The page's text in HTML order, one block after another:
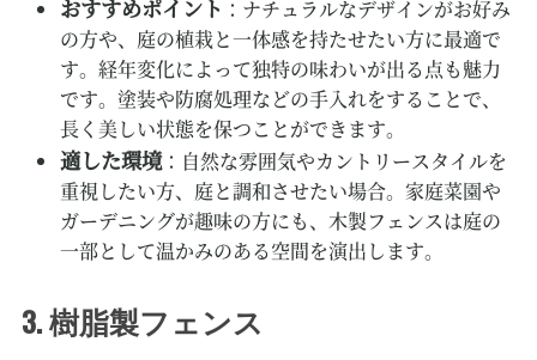
おすすめポイント ：ナチュラルなデザインがお好み
の方や、庭の植栽と一体感を持たせたい方に最適で
す。経年変化によって独特の味わいが出る点も魅力
です。塗装や防腐処理などの手入れをすることで、
長く美しい状態を保つことができます。
適した環境：自然な雰囲気やカントリースタイルを
重視したい方、庭と調和させたい場合。家庭菜園や
ガーデニングが趣味の方にも、木製フェンスは庭の
一部として温かみのある空間を演出します。
3.樹脂製フェンス